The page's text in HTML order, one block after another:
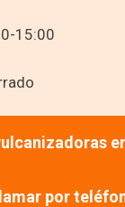
15:00
por